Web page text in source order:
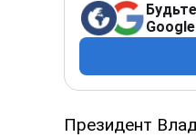
Google
Президент